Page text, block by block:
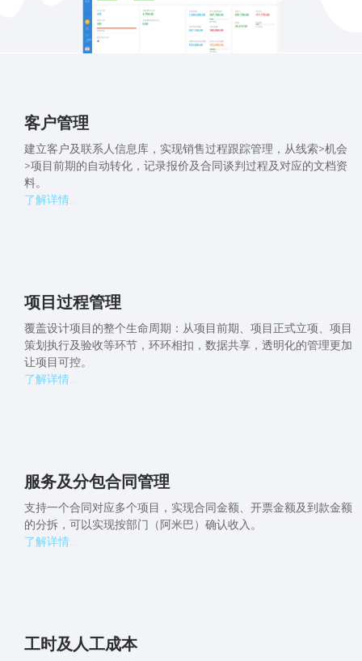
客户管理
建立客户及联系人信息库，实现销售过程跟踪管理，从线索>机会
>项目前期的自动转化，记录报价及合同谈判过程及对应的文档资
料。
了解详情...
项目过程管理
覆盖设计项目的整个生命周期：从项目前期、项目正式立项、项目
策划执行及验收等环节，环环相扣，数据共享，透明化的管理更加
让项目可控。
了解详情...
服务及分包合同管理
支持一个合同对应多个项目，实现合同金额、开票金额及到款金额
的分拆，可以实现按部门（阿米巴）确认收入。
了解详情...
工时及人工成本